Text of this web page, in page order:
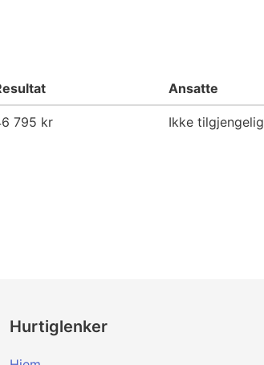
Ansatte
795 kr Ikke tilgjengelig
Hurtiglenker